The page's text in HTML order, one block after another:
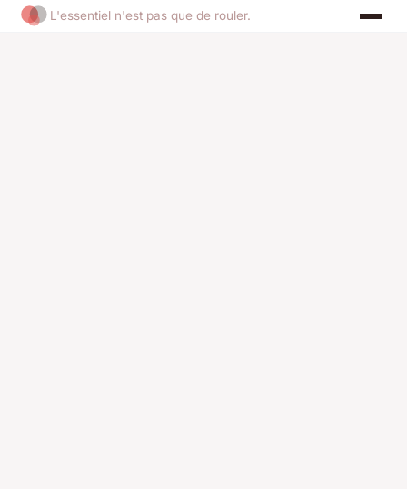
L'essentiel n'est pas que de rouler.